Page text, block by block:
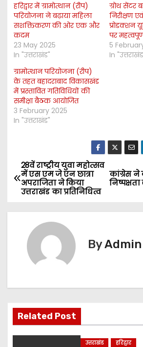
हरिद्वार में ग्रामोत्थान (रीप)
परियोजना ने बढ़ाया महिला
सशक्तिकरण की ओर एक और
कदम
23 May 2025
In "उत्तराखंड"
ग्रोथ सेंटर
निरीक्षण
प्रोडक्शन
पर
5
In
ग्रामोत्थान परियोजना (रीप)
के तहत बहादराबाद विकासखंड
में प्रस्तावित गतिविधियों की
समीक्षा बैठक आयोजित
3 February 2025
In "उत्तराखंड"
P
o
s
v
g
कांग्रेस
28वें राष्ट्रीय युवा महोत्सव
में एस एम जे एन छात्रा
अपराजिता ने किया
उत्तराखंड का प्रतिनिधित्व
ByAdmin
Related Post
उत्तराखंड हरिद्वार